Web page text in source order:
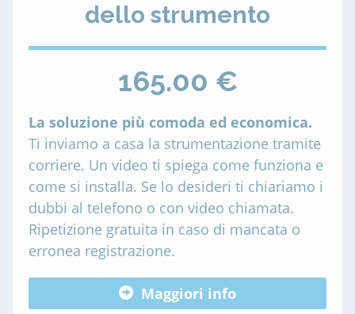
dello strumento
165.00 €
La soluzione più comoda ed economica.
Ti inviamo a casa la strumentazione tramite
corriere. Un video ti spiega come funziona e
come si installa. Se lo desideri ti chiariamo i
dubbi al telefono o con video chiamata.
Ripetizione gratuita in caso di mancata o
erronea registrazione.
Maggiori info